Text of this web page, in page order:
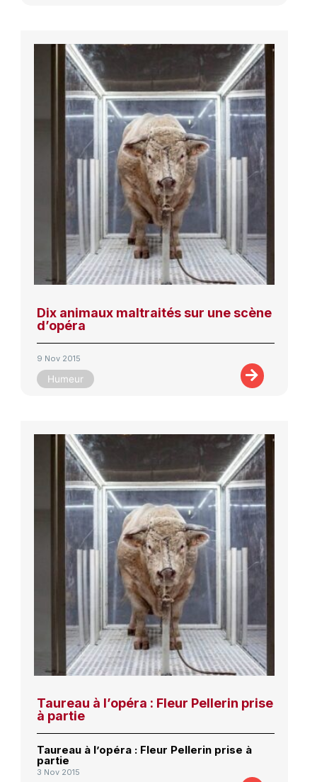
Dix animaux maltraités sur une scène
d’opéra
9 Nov 2015
Humeur
Taureau à l’opéra : Fleur Pellerin prise
à partie
Taureau à l’opéra : Fleur Pellerin prise à
partie
3 Nov 2015